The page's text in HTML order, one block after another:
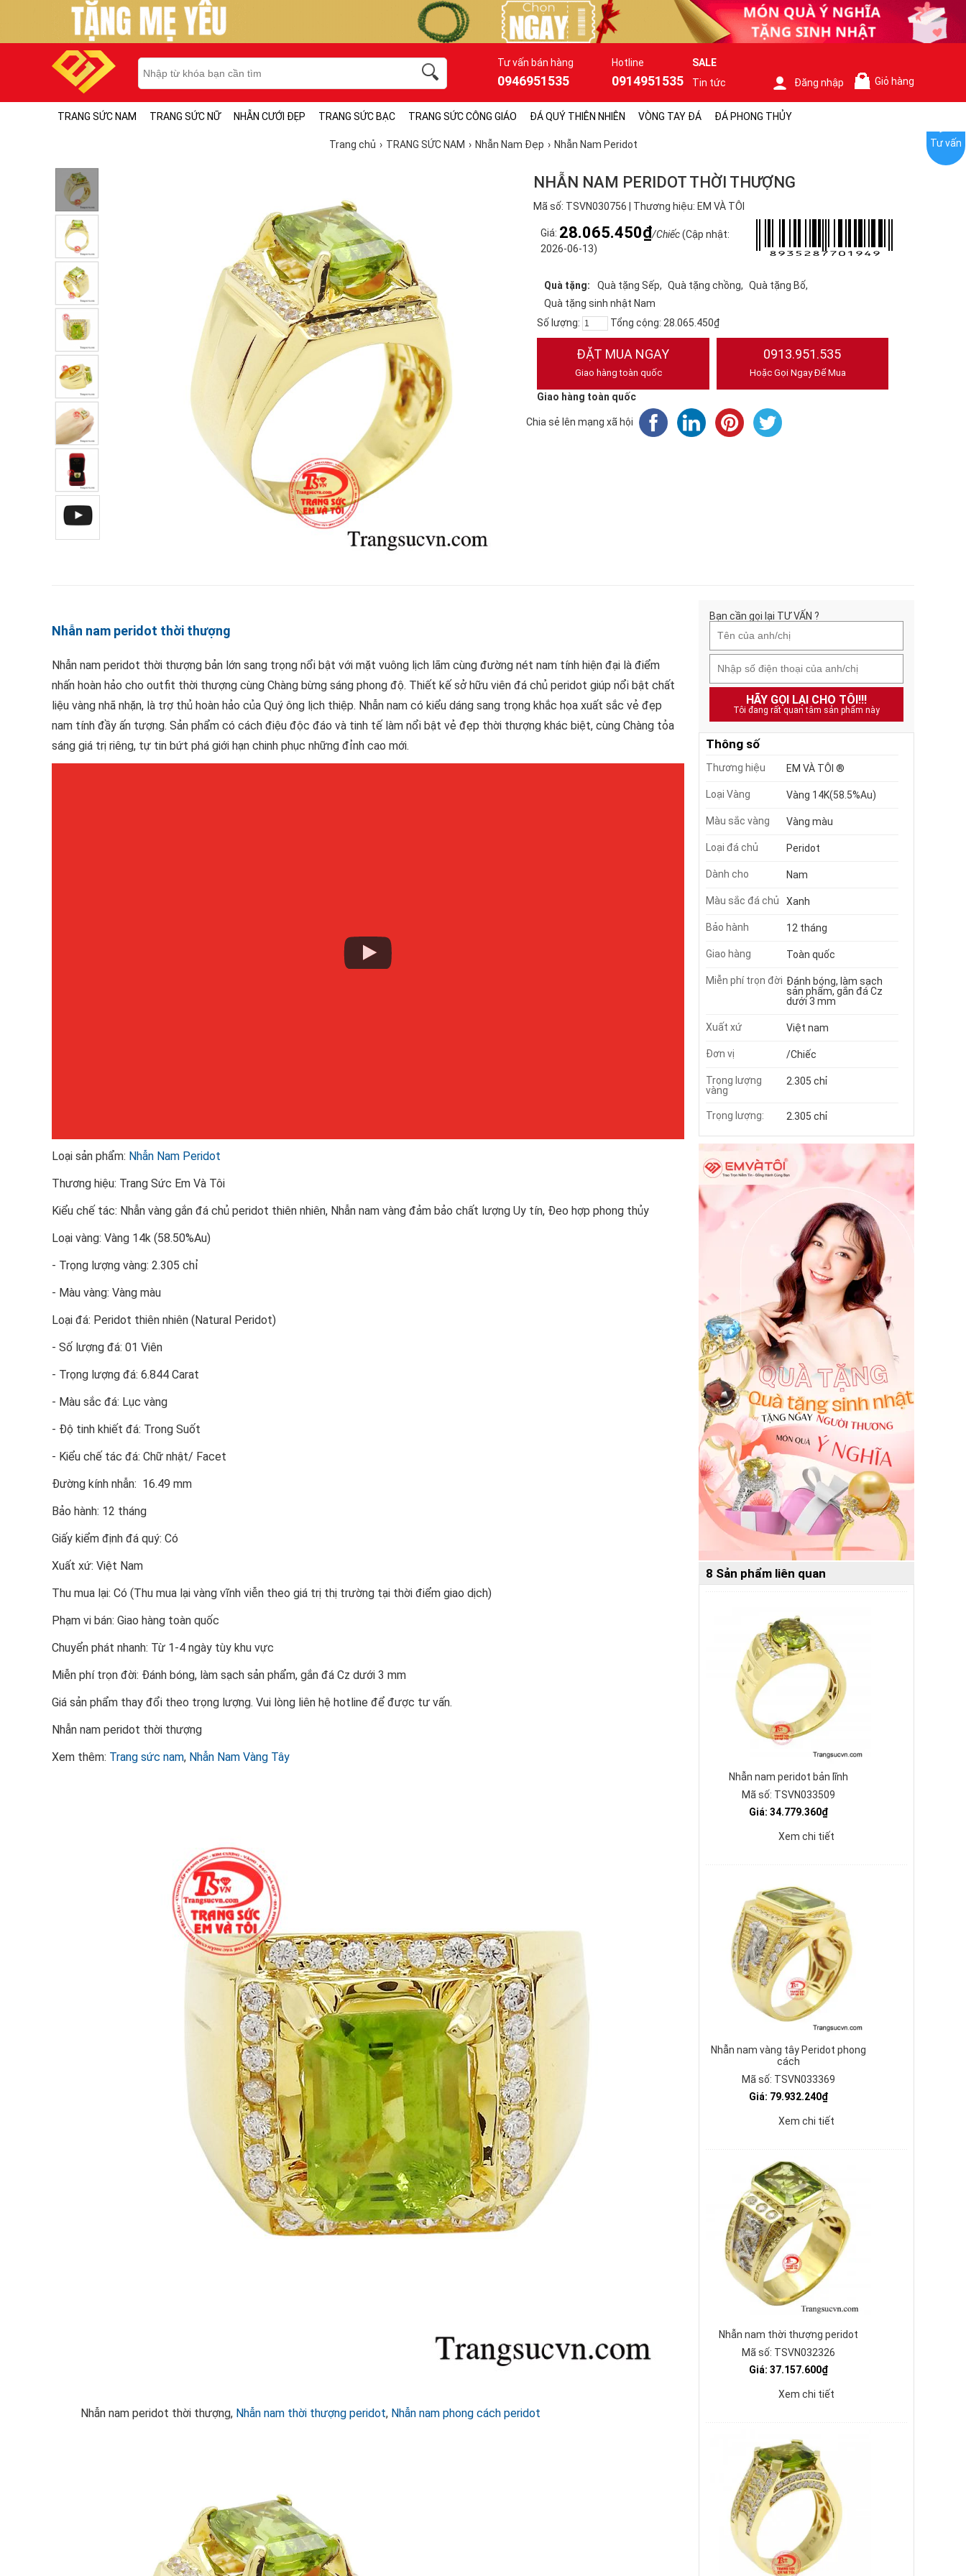
Tư vấn bán hàng
0946951535
Hotline
0914951535
SALE
Tin tức
Đăng nhập Giỏ hàng
TRANG SỨC NAM TRANG SỨC NỮ NHẪN CƯỚI ĐẸP TRANG SỨC BẠC TRANG SỨC CÔNG GIÁO ĐÁ QUÝ THIÊN NHIÊN VÒNG TAY ĐÁ ĐÁ PHONG THỦY
Trang chủ TRANG SỨC NAM Nhẫn Nam Đẹp Nhẫn Nam Peridot
NHẪN NAM PERIDOT THỜI THƯỢNG
Mã số: TSVN030756 | Thương hiệu: EM VÀ TÔI
Giá: 28.065.450₫/Chiếc(Cập nhật:
2026-06-13)
Quà tặng: Quà tặng Sếp Quà tặng chồng
Quà tặng Bố
Quà tặng sinh nhật Nam
Số lượng:
Tổng cộng: 28.065.450₫
ĐẶT MUA NGAY
Giao hàng toàn quốc
0913.951.535
Hoặc Gọi Ngay Để Mua
Giao hàng toàn quốc
Chia sẻ lên mạng xã hội
Nhẫn nam peridot thời thượng
Nhẫn nam peridot thời thượng bản lớn sang trọng nổi bật với mặt vuông lịch lãm cùng đường nét nam tính hiện đại là điểm
nhấn hoàn hảo cho outfit thời thượng cùng Chàng bừng sáng phong độ. Thiết kế sở hữu viên đá chủ peridot giúp nổi bật chất
liệu vàng nhã nhặn, là trợ thủ hoàn hảo của Quý ông lịch thiệp. Nhẫn nam có kiểu dáng sang trọng khắc họa xuất sắc vẻ đẹp
nam tính đầy ấn tượng. Sản phẩm có cách điệu độc đáo và tinh tế làm nổi bật vẻ đẹp thời thượng khác biệt, cùng Chàng tỏa
sáng giá trị riêng, tự tin bứt phá giới hạn chinh phục những đỉnh cao mới.
Loại sản phẩm: Nhẫn Nam Peridot
Thương hiệu: Trang Sức Em Và Tôi
Kiểu chế tác: Nhẫn vàng gắn đá chủ peridot thiên nhiên, Nhẫn nam vàng đảm bảo chất lượng Uy tín, Đeo hợp phong thủy
Loại vàng: Vàng 14k (58.50%Au)
- Trọng lượng vàng: 2.305 chỉ
- Màu vàng: Vàng màu
Loại đá: Peridot thiên nhiên (Natural Peridot)
- Số lượng đá: 01 Viên
- Trọng lượng đá: 6.844 Carat
- Màu sắc đá: Lục vàng
- Độ tinh khiết đá: Trong Suốt
- Kiểu chế tác đá: Chữ nhật/ Facet
Đường kính nhẫn: 16.49 mm
Bảo hành: 12 tháng
Giấy kiểm định đá quý: Có
Xuất xứ: Việt Nam
Thu mua lại: Có (Thu mua lại vàng vĩnh viễn theo giá trị thị trường tại thời điểm giao dịch)
Phạm vi bán: Giao hàng toàn quốc
Chuyển phát nhanh: Từ 1-4 ngày tùy khu vực
Miễn phí trọn đời: Đánh bóng, làm sạch sản phẩm, gắn đá Cz dưới 3 mm
Giá sản phẩm thay đổi theo trọng lượng. Vui lòng liên hệ hotline để được tư vấn.
Nhẫn nam peridot thời thượng
Xem thêm: Trang sức nam, Nhẫn Nam Vàng Tây
Nhẫn nam peridot thời thượng, Nhẫn nam thời thượng peridot, Nhẫn nam phong cách peridot
Bạn cần gọi lại TƯ VẤN ?
HÃY GỌI LẠI CHO TÔI!!!
Tôi đang rất quan tâm sản phẩm này
Thông số
Thương hiệu EM VÀ TÔI ®
Loại Vàng Vàng 14K(58.5%Au)
Màu sắc vàng Vàng màu
Loại đá chủ Peridot
Dành cho Nam
Màu sắc đá chủ Xanh
Bảo hành 12 tháng
Giao hàng Toàn quốc
Miễn phí trọn đời Đánh bóng, làm sạch
sản phẩm, gắn đá Cz
dưới 3 mm
Xuất xứ Việt nam
Đơn vị /Chiếc
Trọng lượng
vàng
2.305 chỉ
Trọng lượng: 2.305 chỉ
8 Sản phẩm liên quan
Nhẫn nam peridot bản lĩnh
Mã số: TSVN033509
Giá: 34.779.360₫
Xem chi tiết
Nhẫn nam vàng tây Peridot phong
cách
Mã số: TSVN033369
Giá: 79.932.240₫
Xem chi tiết
Nhẫn nam thời thượng peridot
Mã số: TSVN032326
Giá: 37.157.600₫
Xem chi tiết
Tư vấn